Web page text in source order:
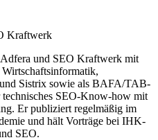
Kraftwerk
und SEO Kraftwerk mit
Sistrix sowie als BAFA/TAB-
SEO-Know-how mit
Er publiziert regelmäßig im
und hält Vorträge bei IHK-
SEO.